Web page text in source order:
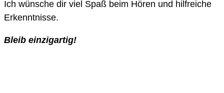
Ich wünsche dir viel Spaß beim Hören und hilfreiche
Erkenntnisse.
Bleib einzigartig!